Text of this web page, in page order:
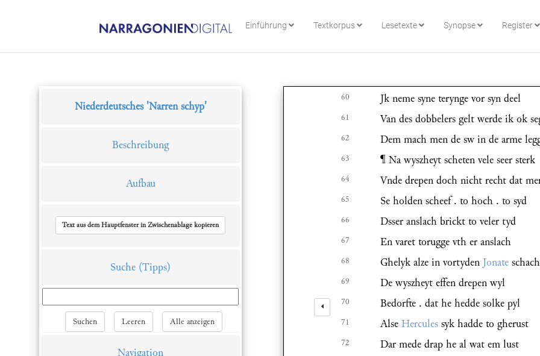
Einführung Textkorpus Lesetexte Synopse Register
Niederdeutsches 'Narren schyp'
Beschreibung
Aufbau
Text aus dem Hauptfenster in Zwischenablage kopieren
Suche (Tipps)
Suchen Leeren Alle anzeigen
Navigation
60 Jk neme syne terynge vor syn deel
61 Van des dobbelers gelt werde ik ok
62 Dem mach men de sw in de arme
63 ¶ Na wyszheyt scheten vele seer sterk
64 Vnde drepen doch nicht recht dat
65 Se holden scheef . to hoch . to syd
66 Dsser anslach brickt to veler tyd
67 En varet torugge vth er anslach
68 Ghelyk alze in vortyden Jonate schach
69 De wyszheyt effen drepen wyl
70 Bedorfte . dat he hedde solke pyl
71 AlseHercules syk hadde to gherust
72 Dar mede drap he al wat em lust